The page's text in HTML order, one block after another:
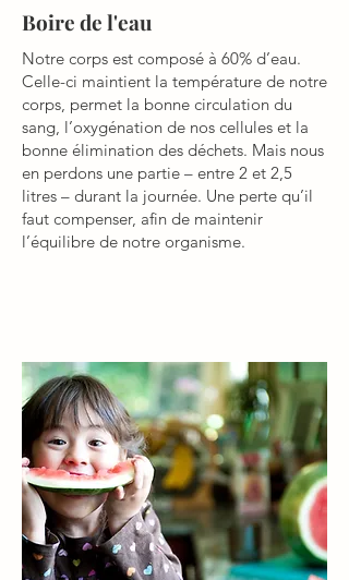
Boire de l'eau
Notre corps est composé à 60% d’eau.
Celle-ci maintient la température de notre
corps, permet la bonne circulation du
sang, l’oxygénation de nos cellules et la
bonne élimination des déchets. Mais nous
en perdons une partie – entre 2 et 2,5
litres – durant la journée. Une perte qu’il
faut compenser, afin de maintenir
l’équilibre de notre organisme.